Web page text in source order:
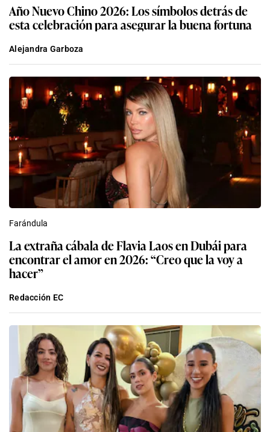
Año Nuevo Chino 2026: Los símbolos detrás de
esta celebración para asegurar la buena fortuna
Alejandra Garboza
Farándula
La extraña cábala de Flavia Laos en Dubái para
encontrar el amor en 2026: “Creo que la voy a
hacer”
Redacción EC